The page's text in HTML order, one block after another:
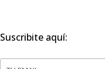
Suscribite aquí: